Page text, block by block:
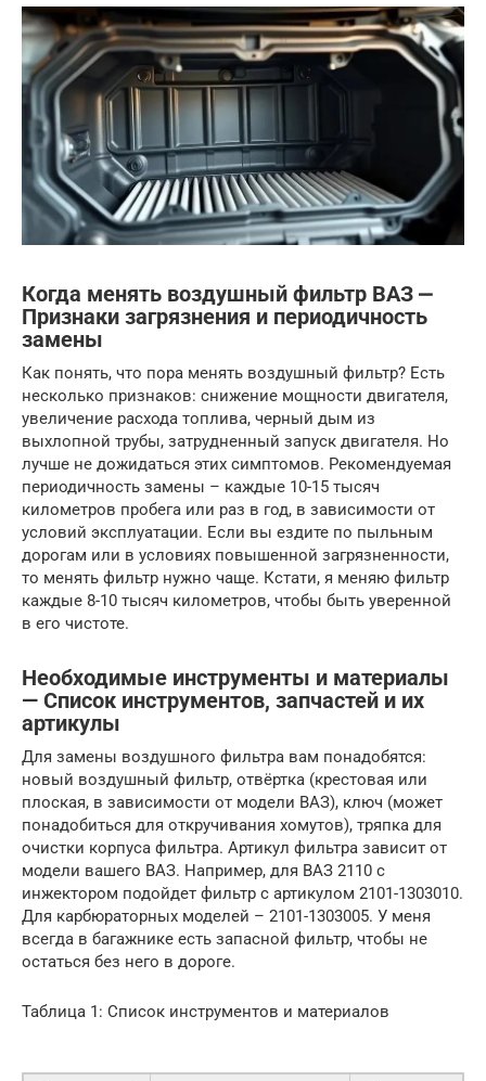
Когда менять воздушный фильтр ВАЗ ⎼
Признаки загрязнения и периодичность
замены
Как понять, что пора менять воздушный фильтр? Есть
несколько признаков: снижение мощности двигателя,
увеличение расхода топлива, черный дым из
выхлопной трубы, затрудненный запуск двигателя. Но
лучше не дожидаться этих симптомов. Рекомендуемая
периодичность замены – каждые 10-15 тысяч
километров пробега или раз в год, в зависимости от
условий эксплуатации. Если вы ездите по пыльным
дорогам или в условиях повышенной загрязненности,
то менять фильтр нужно чаще. Кстати, я меняю фильтр
каждые 8-10 тысяч километров, чтобы быть уверенной
в его чистоте.
Необходимые инструменты и материалы
— Список инструментов, запчастей и их
артикулы
Для замены воздушного фильтра вам понадобятся:
новый воздушный фильтр, отвёртка (крестовая или
плоская, в зависимости от модели ВАЗ), ключ (может
понадобиться для откручивания хомутов), тряпка для
очистки корпуса фильтра. Артикул фильтра зависит от
модели вашего ВАЗ. Например, для ВАЗ 2110 с
инжектором подойдет фильтр с артикулом 2101-1303010.
Для карбюраторных моделей – 2101-1303005. У меня
всегда в багажнике есть запасной фильтр, чтобы не
остаться без него в дороге.
Таблица 1: Список инструментов и материалов